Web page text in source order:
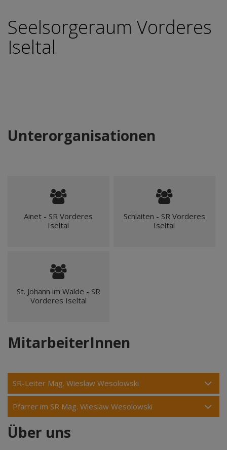
Seelsorgeraum Vorderes
Iseltal
Unterorganisationen
Ainet - SR Vorderes
Iseltal
Schlaiten - SR Vorderes
Iseltal
St. Johann im Walde - SR
Vorderes Iseltal
MitarbeiterInnen
SR-Leiter Mag. Wieslaw Wesolowski
Pfarrer im SR Mag. Wieslaw Wesolowski
Über uns